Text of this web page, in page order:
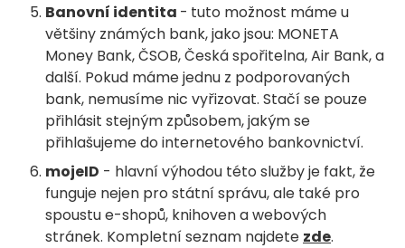
Banovní identita - tuto možnost máme u
většiny známých bank, jako jsou: MONETA
Money Bank, ČSOB, Česká spořitelna, Air Bank, a
další. Pokud máme jednu z podporovaných
bank, nemusíme nic vyřizovat. Stačí se pouze
přihlásit stejným způsobem, jakým se
přihlašujeme do internetového bankovnictví.
mojeID - hlavní výhodou této služby je fakt, že
funguje nejen pro státní správu, ale také pro
spoustu e-shopů, knihoven a webových
stránek. Kompletní seznam najdete zde.